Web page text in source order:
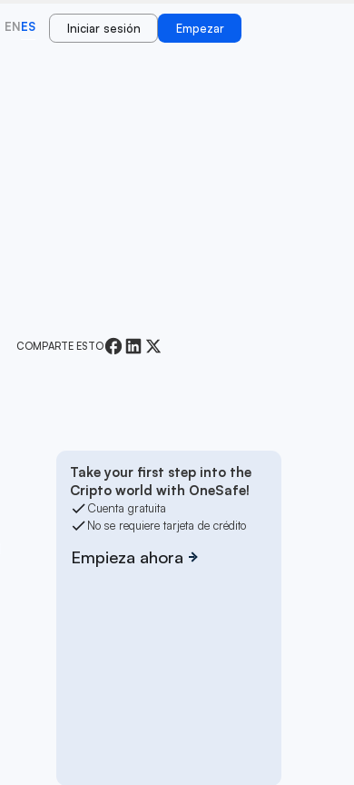
ENES Iniciar sesión Empezar
COMPARTE ESTO
Take your first step into the
Cripto world with OneSafe!
Cuenta gratuita
No se requiere tarjeta de crédito
Empieza ahora